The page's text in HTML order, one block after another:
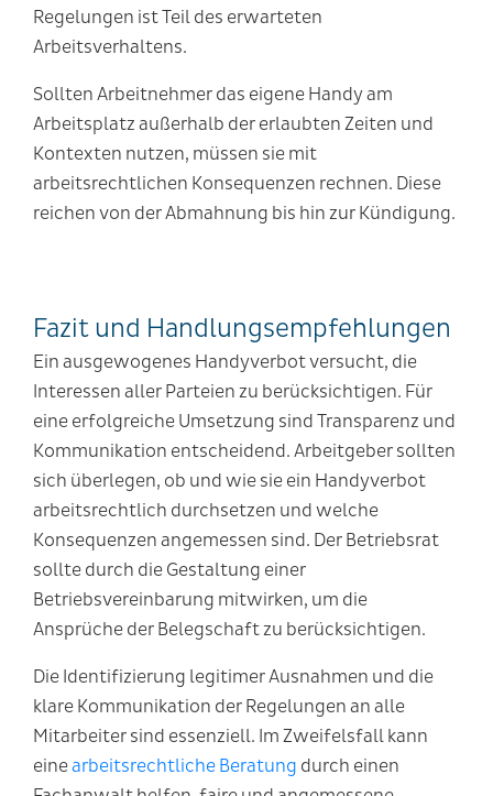
Regelungen ist Teil des erwarteten
Arbeitsverhaltens.
SolltenArbeitnehmer das eigene Handy am
Arbeitsplatz außerhalb der erlaubten Zeiten und
Kontexten nutzen, müssen sie mit
arbeitsrechtlichen Konsequenzen rechnen. Diese
reichen von der Abmahnung bis hin zur Kündigung.
Fazit und Handlungsempfehlungen
Ein ausgewogenes Handyverbot versucht, die
Interessen aller Parteien zu berücksichtigen. Für
eine erfolgreiche Umsetzung sind Transparenz und
Kommunikation entscheidend. Arbeitgeber sollten
sich überlegen, ob und wie sie ein Handyverbot
arbeitsrechtlich durchsetzen und welche
Konsequenzen angemessen sind. Der Betriebsrat
sollte durch die Gestaltung einer
Betriebsvereinbarung mitwirken, um die
Ansprüche der Belegschaft zu berücksichtigen.
Die Identifizierung legitimer Ausnahmen und die
klare Kommunikation der Regelungen an alle
Mitarbeiter sind essenziell. Im Zweifelsfall kann
einearbeitsrechtliche Beratung durch einen